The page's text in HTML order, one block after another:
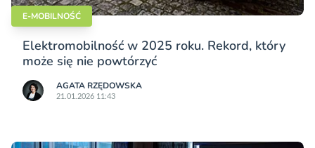
E-MOBILNOŚĆ
Elektromobilność w 2025 roku. Rekord, który
może się nie powtórzyć
AGATA RZĘDOWSKA
21.01.2026 11:43